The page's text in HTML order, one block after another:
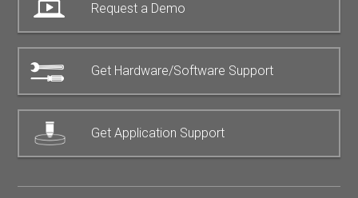
Request a Demo
Get Hardware/Software Support
Get Application Support